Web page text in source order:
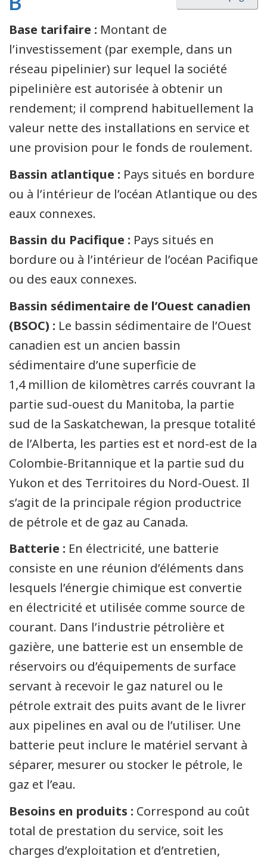
Base tarifaire : Montant de
l’investissement (par exemple, dans un
réseau pipelinier) sur lequel la société
pipelinière est autorisée à obtenir un
rendement; il comprend habituellement la
valeur nette des installations en service et
une provision pour le fonds de roulement.
Bassin atlantique : Pays situés en bordure
ou à l’intérieur de l’océan Atlantique ou des
eaux connexes.
Bassin du Pacifique : Pays situés en
bordure ou à l’intérieur de l’océan Pacifique
ou des eaux connexes.
Bassin sédimentaire de l’Ouest canadien
(BSOC) : Le bassin sédimentaire de l’Ouest
canadien est un ancien bassin
sédimentaire d’une superficie de
1,4 million de kilomètres carrés couvrant la
partie sud-ouest du Manitoba, la partie
sud de la Saskatchewan, la presque totalité
de l’Alberta, les parties est et nord-est de la
Colombie-Britannique et la partie sud du
Yukon et des Territoires du Nord-Ouest. Il
s’agit de la principale région productrice
de pétrole et de gaz au Canada.
Batterie : En électricité, une batterie
consiste en une réunion d’éléments dans
lesquels l’énergie chimique est convertie
en électricité et utilisée comme source de
courant. Dans l’industrie pétrolière et
gazière, une batterie est un ensemble de
réservoirs ou d’équipements de surface
servant à recevoir le gaz naturel ou le
pétrole extrait des puits avant de le livrer
aux pipelines en aval ou de l’utiliser. Une
batterie peut inclure le matériel servant à
séparer, mesurer ou stocker le pétrole, le
gaz et l’eau.
Besoins en produits : Correspond au coût
total de prestation du service, soit les
charges d’exploitation et d’entretien,